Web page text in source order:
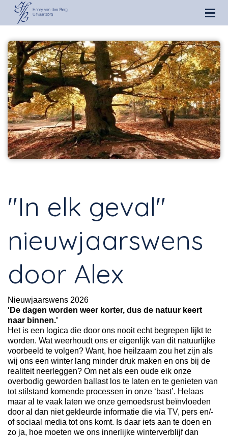
"In elk geval"
nieuwjaarswens
door Alex
Nieuwjaarswens 2026
'De dagen worden weer korter, dus de natuur keert
naar binnen.'
Het is een logica die door ons nooit echt begrepen lijkt te
worden. Wat weerhoudt ons er eigenlijk van dit natuurlijke
voorbeeld te volgen? Want, hoe heilzaam zou het zijn als
wij ons een winter lang minder druk maken en ons bij de
realiteit neerleggen? Om net als een oude eik onze
overbodig geworden ballast los te laten en te genieten van
tot stilstand komende processen in onze ‘bast’. Helaas
maar al te vaak laten we onze gemoedsrust beïnvloeden
door al dan niet gekleurde informatie die via TV, pers en/-
of sociaal media tot ons komt. Is daar iets aan te doen en
zo ja, hoe moeten we ons innerlijke winterverblijf dan